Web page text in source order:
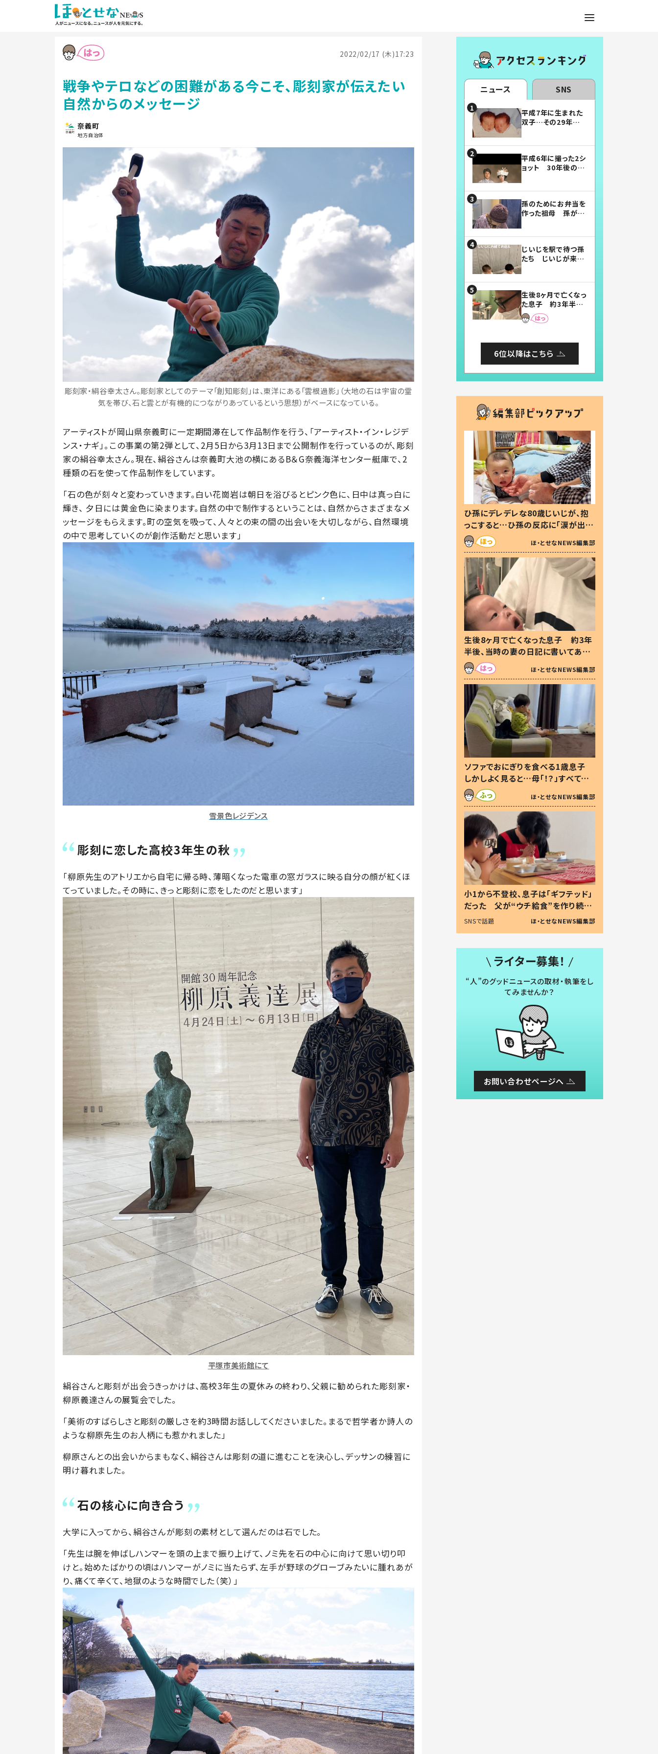
2022/02/17 (木)17:23
戦争やテロなどの困難がある今こそ、彫刻家が伝えたい
自然からのメッセージ
奈義町
地方自治体
彫刻家・絹谷幸太さん。彫刻家としてのテーマ「創知彫刻」は、東洋にある「雲根過影」（大地の石は宇宙の霊
気を帯び、石と雲とが有機的につながりあっているという思想）がベースになっている。
アーティストが岡山県奈義町に一定期間滞在して作品制作を行う、「アーティスト・イン・レジデ
ンス・ナギ」。この事業の第2弾として、2月5日から3月13日まで公開制作を行っているのが、彫刻
家の絹谷幸太さん。現在、絹谷さんは奈義町大池の横にあるB＆G奈義海洋センター艇庫で、2
種類の石を使って作品制作をしています。
「石の色が刻々と変わっていきます。白い花崗岩は朝日を浴びるとピンク色に、日中は真っ白に
輝き、 夕日には黄金色に染まります。自然の中で制作するということは、自然からさまざまなメ
ッセージをもらえます。町の空気を吸って、人々との束の間の出会いを大切しながら、自然環境
の中で思考していくのが創作活動だと思います」
雪景色レジデンス
彫刻に恋した高校3年生の秋
「柳原先生のアトリエから自宅に帰る時、薄暗くなった電車の窓ガラスに映る自分の顔が紅くほ
てっていました。その時に、きっと彫刻に恋をしたのだと思います」
平塚市美術館にて
絹谷さんと彫刻が出会うきっかけは、高校3年生の夏休みの終わり、父親に勧められた彫刻家・
柳原義達さんの展覧会でした。
「美術のすばらしさと彫刻の厳しさを約3時間お話ししてくださいました。まるで哲学者か詩人の
ような柳原先生のお人柄にも惹かれました」
柳原さんとの出会いからまもなく、絹谷さんは彫刻の道に進むことを決心し、デッサンの練習に
明け暮れました。
石の核心に向き合う
大学に入ってから、絹谷さんが彫刻の素材として選んだのは石でした。
「先生は腕を伸ばしハンマーを頭の上まで振り上げて、ノミ先を石の中心に向けて思い切り叩
けと。始めたばかりの頃はハンマーがノミに当たらず、左手が野球のグローブみたいに腫れあが
り、痛くて辛くて、地獄のような時間でした（笑）」
ニュース SNS
平成7年に生まれた
双子…その29年後
平成6年に撮った2シ
ョット 30年後の姿
孫のためにお弁当を
作った祖母 孫が絶
じいじを駅で待つ孫
たち じいじが来た
まらない」「幸せにな
れる」
生後8ヶ月で亡くなっ
た息子 約3年半
後、当時の妻の日記
に書いてあった本音
6位以降はこちら
ひ孫にデレデレな80歳じいじが、抱
っこすると…ひ孫の反応に「涙が出ま
した」「可愛くて仕方ない」
ほ・とせなNEWS編集部
生後8ヶ月で亡くなった息子 約3年
半後、当時の妻の日記に書いてあっ
た本音とは
ほ・とせなNEWS編集部
ソファでおにぎりを食べる1歳息子
しかしよく見ると…母「！？」すべてを
察した母の投稿に「可愛いから許
す！」「現行犯〜」
ほ・とせなNEWS編集部
小1から不登校、息子は「ギフテッド」
だった 父が“ウチ給食”を作り続け
る理由とは #令和の親 #令和の子
SNSで話題 ほ・とせなNEWS編集部
ライター募集！
“人”のグッドニュースの取材・執筆をし
てみませんか？
お問い合わせページへ